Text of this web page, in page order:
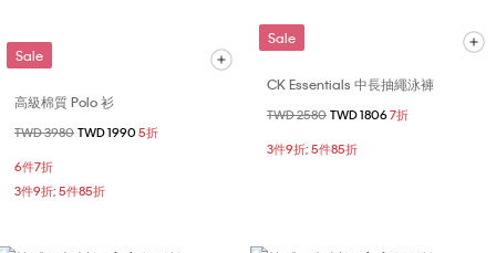
Sale
高級棉質 Polo 衫
價格扣減從
TWD 3980 至
TWD 1990 5折
6件7折
3件9折; 5件85折
Sale
CK Essentials 中長抽繩泳褲
價格扣減從
TWD 2580 至
TWD 18067折
3件9折; 5件85折